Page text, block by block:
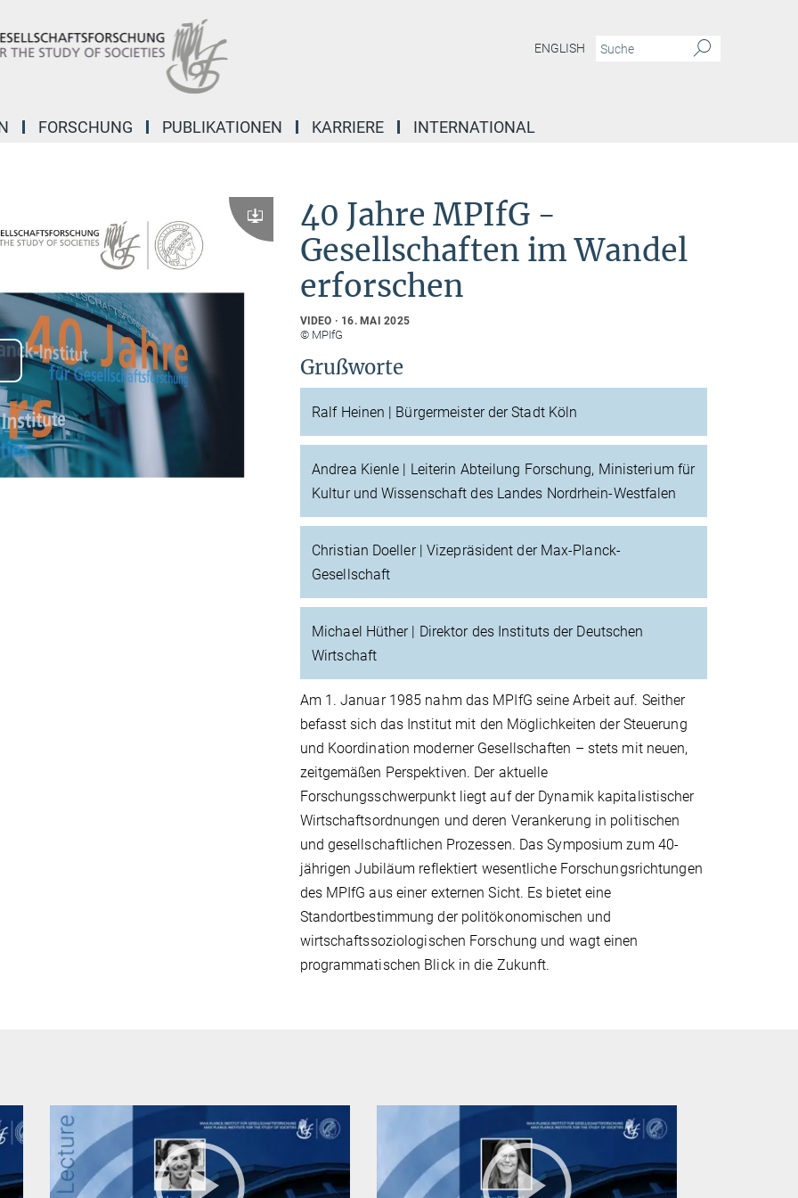
ENGLISH
FORSCHUNG PUBLIKATIONEN KARRIERE INTERNATIONAL
Download
40 Jahre MPIfG -
Gesellschaften im Wandel
erforschen
VIDEO 16. MAI 2025
© MPIfG
Grußworte
Ralf Heinen | Bürgermeister der Stadt Köln
Andrea Kienle | Leiterin Abteilung Forschung, Ministerium für
Kultur und Wissenschaft des Landes Nordrhein-Westfalen
Christian Doeller | Vizepräsident der Max-Planck-
Gesellschaft
Michael Hüther | Direktor des Instituts der Deutschen
Wirtschaft
Am 1. Januar 1985 nahm das MPIfG seine Arbeit auf. Seither
befasst sich das Institut mit den Möglichkeiten der Steuerung
und Koordination moderner Gesellschaften – stets mit neuen,
zeitgemäßen Perspektiven. Der aktuelle
Forschungsschwerpunkt liegt auf der Dynamik kapitalistischer
Wirtschaftsordnungen und deren Verankerung in politischen
und gesellschaftlichen Prozessen. Das Symposium zum 40-
jährigen Jubiläum reflektiert wesentliche Forschungsrichtungen
des MPIfG aus einer externen Sicht. Es bietet eine
Standortbestimmung der politökonomischen und
wirtschaftssoziologischen Forschung und wagt einen
programmatischen Blick in die Zukunft.